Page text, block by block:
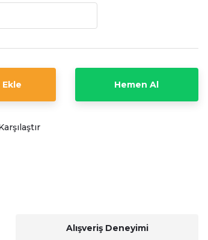
Hemen Al
Alışveriş Deneyimi